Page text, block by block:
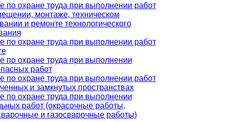
по охране труда при выполнении работ
монтаже, техническом
и ремонте технологического
по охране труда при выполнении работ
по охране труда при выполнении
работ
по охране труда при выполнении работ
и замкнутых пространствах
по охране труда при выполнении
работ (окрасочные работы,
и газосварочные работы)